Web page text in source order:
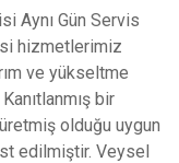
Aynı Gün Servis
hizmetlerimiz
ve yükseltme
bir
olduğu uygun
edilmiştir. Veysel